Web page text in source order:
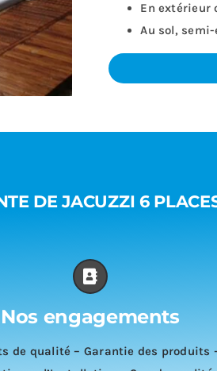
En extérieur
Au sol,
DE JACUZZI 6
Nos engagements
de qualité – Garantie des produits